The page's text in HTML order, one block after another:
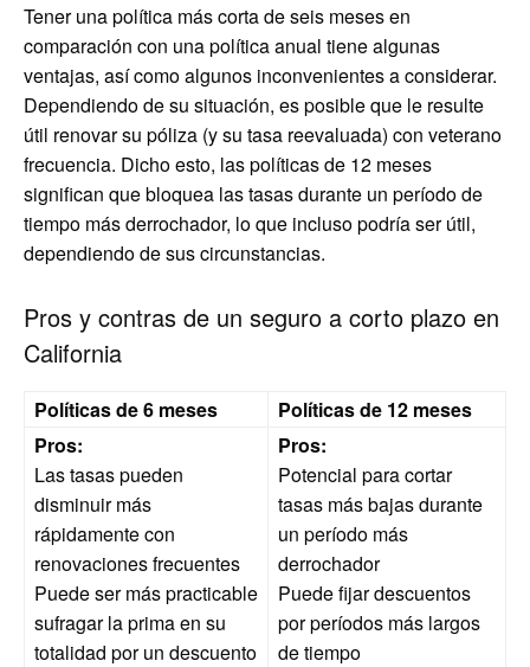
Tener una política más corta de seis meses en
comparación con una política anual tiene algunas
ventajas, así como algunos inconvenientes a considerar.
Dependiendo de su situación, es posible que le resulte
útil renovar su póliza (y su tasa reevaluada) con veterano
frecuencia. Dicho esto, las políticas de 12 meses
significan que bloquea las tasas durante un período de
tiempo más derrochador, lo que incluso podría ser útil,
dependiendo de sus circunstancias.
Pros y contras de un seguro a corto plazo en
California
Políticas de 6 meses
Políticas de 12 meses
Pros:
Las tasas pueden
disminuir más
rápidamente con
renovaciones frecuentes
Puede ser más practicable
sufragar la prima en su
totalidad por un descuento
Pros:
Potencial para cortar
tasas más bajas durante
un período más
derrochador
Puede fijar descuentos
por períodos más largos
de tiempo